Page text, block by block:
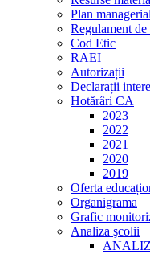
Plan
Regulament
Cod Etic
RAEI
Autorizații
Declarații
Hotărâri CA
2023
2022
2021
2020
2019
Oferta
Organigrama
Grafic
Analiza şcolii